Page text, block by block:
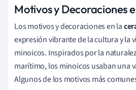
Motivos y Decoraciones
Los motivos y decoraciones en la
expresión vibrante de la cultura y la
minoicos. Inspirados por la
marítimo, los minoicos usaban una
Algunos de los motivos más